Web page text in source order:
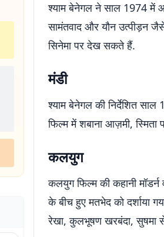
श्याम बेनेगल ने साल 1974 में
सामंतवाद और यौन उत्पीड़न
सिनेमा पर देख सकते हैं.
मंडी
श्याम बेनेगल की निर्देशित
फिल्म में शबाना आज़मी, स्मिता
कलयुग
कलयुग फिल्म की कहानी मॉडर्न
के बीच हुए मतभेद को दर्शाया
रेखा, कुलभूषण खरबंदा, सुषमा